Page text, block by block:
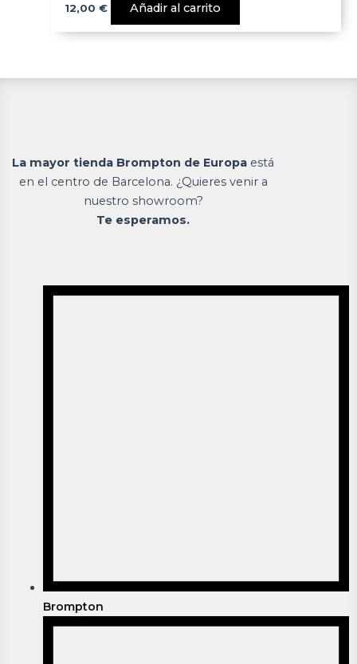
12,00€ Añadir al carrito
La mayor tienda Brompton de Europa está
en el centro de Barcelona. ¿Quieres venir a
nuestro showroom?
Te esperamos.
Brompton